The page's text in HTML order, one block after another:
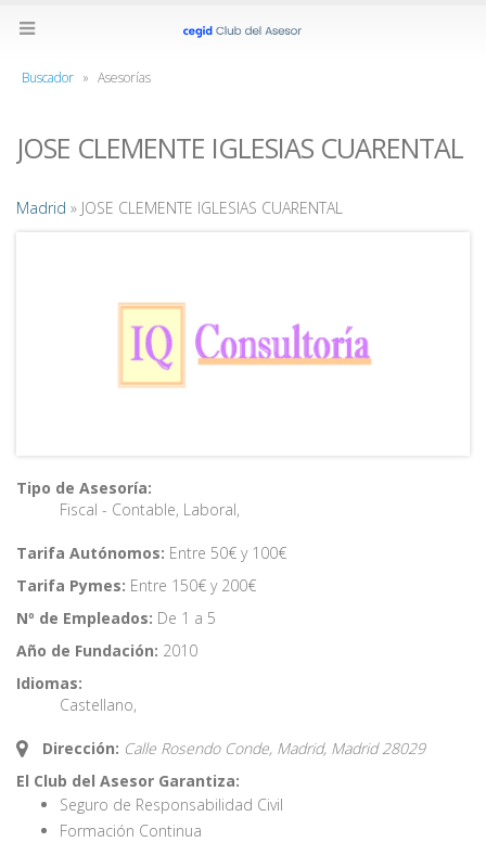
Buscador » Asesorías
JOSE CLEMENTE IGLESIAS CUARENTAL
Madrid » JOSE CLEMENTE IGLESIAS CUARENTAL
Tipo de Asesoría:
Fiscal - Contable, Laboral,
Tarifa Autónomos: Entre 50€ y 100€
Tarifa Pymes: Entre 150€ y 200€
Nº de Empleados: De 1 a 5
Año de Fundación: 2010
Idiomas:
Castellano,
Dirección: Calle Rosendo Conde, Madrid, Madrid 28029
El Club del Asesor Garantiza:
Seguro de Responsabilidad Civil
Formación Continua